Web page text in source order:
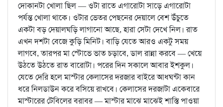
দোকানটা খোলা ছিল — ওটা রাতে এগারোটা সাড়ে এগারোটা
পর্যন্ত খোলা থাকে। ওটার ভেতর পেছনের দেয়ালে বেশ উঁচুতে
একটা বড় দেয়ালঘড়ি লাগানো আছে, হারা সেটা দেখে নিল। রাত
এখন দশটা বেজে কুড়ি মিনিট। বাড়ি যেতে আরও একটু সময়
লাগবে, তারপর মা স্টোভে ভাত চড়াবে, ডাল রান্না করবে — খেয়ে
উঠতে উঠতে রাত বারোটা। পরের দিন সকালে আবার ইশকুল।
যেতে দেরি হলে মাস্টার কেলাসের দরজার বাইরে আধঘন্টা কান
ধরে নিলডাউন করে বসিয়ে রাখবে। কেলাসের দরজাটা একেবারে
মাস্টারের টেবিলের বরাবর — মাস্টার মাঝে মাঝেই শাস্তি পাওয়া